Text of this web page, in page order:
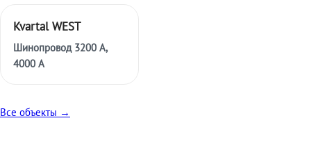
Kvartal WEST
Шинопровод 3200 А,
4000 А
Все объекты →